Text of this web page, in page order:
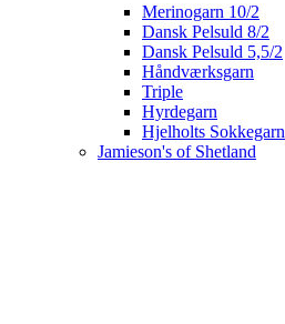
Merinogarn 10/2
Dansk Pelsuld 8/2
Dansk Pelsuld 5,5/2
Håndværksgarn
Triple
Hyrdegarn
Hjelholts Sokkegarn
Jamieson's of Shetland